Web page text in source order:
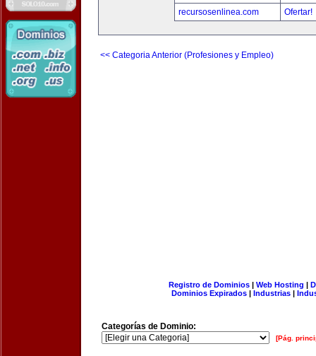
recursosenlinea.com
Ofertar!
<< Categoria Anterior (Profesiones y Empleo)
Registro de Dominios| Web Hosting |
Dominios Expirados | Industrias |
Categorías de Dominio:
[Pág.